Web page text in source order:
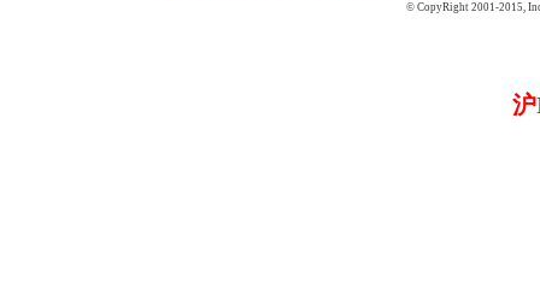
© CopyRight 2001-2015,
沪